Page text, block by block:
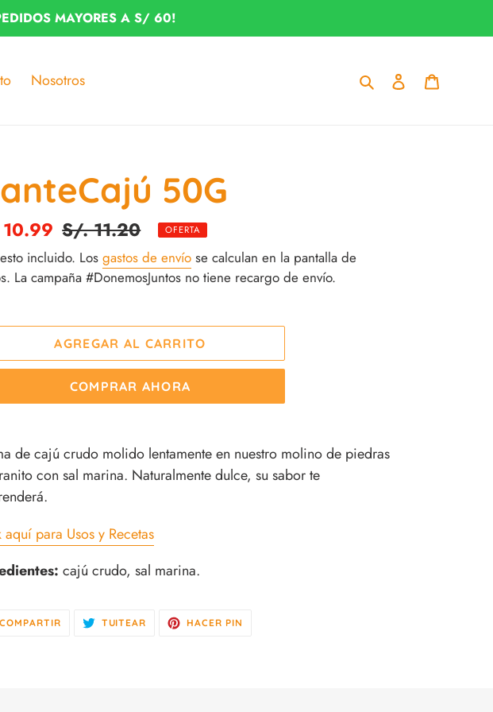
MAYORES A S/ 60!
Nosotros Buscar Ingresar
50G
Precio
habitual
S/. 11.20 OFERTA
incluido. Los gastos de envío se calculan en la pantalla de
La campaña #DonemosJuntos no tiene recargo de envío.
AGREGAR AL CARRITO
COMPRAR AHORA
de cajú crudo molido lentamente en nuestro molino de piedras
con sal marina. Naturalmente dulce, su sabor te
para Usos y Recetas
cajú crudo, sal marina.
COMPARTIRCOMPARTIR
EN
TUITEAR TUITEARHACER PIN